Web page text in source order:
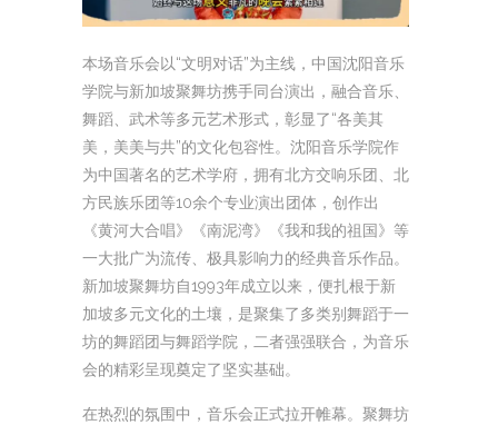
本场音乐会以“文明对话”为主线，中国沈阳音乐
学院与新加坡聚舞坊携手同台演出，融合音乐、
舞蹈、武术等多元艺术形式，彰显了“各美其
美，美美与共”的文化包容性。沈阳音乐学院作
为中国著名的艺术学府，拥有北方交响乐团、北
方民族乐团等10余个专业演出团体，创作出
《黄河大合唱》《南泥湾》《我和我的祖国》等
一大批广为流传、极具影响力的经典音乐作品。
新加坡聚舞坊自1993年成立以来，便扎根于新
加坡多元文化的土壤，是聚集了多类别舞蹈于一
坊的舞蹈团与舞蹈学院，二者强强联合，为音乐
会的精彩呈现奠定了坚实基础。
在热烈的氛围中，音乐会正式拉开帷幕。聚舞坊